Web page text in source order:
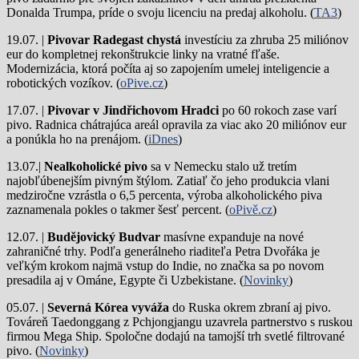
Donalda Trumpa, príde o svoju licenciu na predaj alkoholu. (TA3)
19.07. | Pivovar Radegast chystá investíciu za zhruba 25 miliónov
eur do kompletnej rekonštrukcie linky na vratné fľaše.
Modernizácia, ktorá počíta aj so zapojením umelej inteligencie a
robotických vozíkov. (oPive.cz)
17.07. | Pivovar v Jindřichovom Hradci po 60 rokoch zase varí
pivo. Radnica chátrajúca areál opravila za viac ako 20 miliónov eur
a ponúkla ho na prenájom. (iDnes)
13.07.| Nealkoholické pivo sa v Nemecku stalo už tretím
najobľúbenejším pivným štýlom. Zatiaľ čo jeho produkcia vlani
medziročne vzrástla o 6,5 percenta, výroba alkoholického piva
zaznamenala pokles o takmer šesť percent. (oPivě.cz)
12.07. | Budějovický Budvar masívne expanduje na nové
zahraničné trhy. Podľa generálneho riaditeľa Petra Dvořáka je
veľkým krokom najmä vstup do Indie, no značka sa po novom
presadila aj v Ománe, Egypte či Uzbekistane. (Novinky)
05.07. | Severná Kórea vyváža do Ruska okrem zbraní aj pivo.
Továreň Taedonggang z Pchjongjangu uzavrela partnerstvo s ruskou
firmou Mega Ship. Spoločne dodajú na tamojší trh svetlé filtrované
pivo. (Novinky)